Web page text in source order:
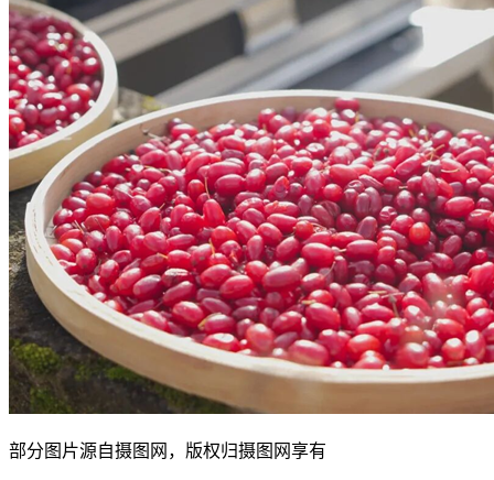
部分图片源自摄图网，版权归摄图网享有